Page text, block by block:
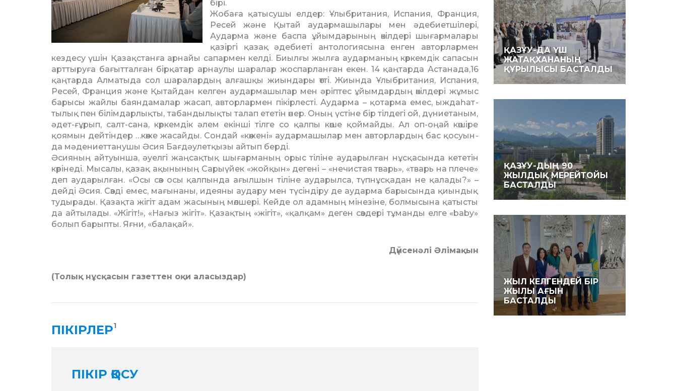
бірі.
Жобаға қатысушы елдер: Ұлыбритания, Испания, Фран­ция,
Ресей және Қытай аударма­шы­лары мен әдебиетшілері,
Аударма және баспа ұйымдарының өкілдері шығармалары
қазіргі қазақ әдебиеті антологиясына енген авторлармен
кездесу үшін Қазақстанға арнайы сапармен келді. Биылғы жылға аударманың көркемдік сапасын
арттыруға бағытталған бірқатар арнаулы шаралар жоспарланған екен. 14 қаңтарда Астанада,16
қаң­тарда Алматыда сол шаралардың алғаш­қы жиындары өтті. Жиында Ұлыбритания, Испания,
Ресей, Франция және Қытайдан келген аудармашылар мен әріптес ұйым­дардың өкілдері жұмыс
барысы жайлы баяндамалар жасап, автор­лар­мен пікірлесті. Аударма – қотар­ма емес, ыждаһат­
тылық пен білімдарлықты, табан­дылықты талап ететін өнер. Оның үстіне бір тілдегі ой, дүниетаным,
әдет-ғұрып, салт-сана, көркемдік әлем екінші тілге со қалпы көше қоймайды. Ал оп-оңай көшіре
қоямын дей­тіндер …көже жасай­ды. Сондай «көжені» аудармашы­лар мен авторлардың бас қосуын­
да мәдениеттанушы Әсия Бағ­дәулет­қызы айтып берді.
Әсияның айтуынша, әуелгі жаңсақтық шығарманың орыс тіліне аударылған нұсқасында кететін
көрінеді. Мысалы, қазақ ақынының Сарыүйек «жойқын» дегені – «нечистая тварь», «тварь на плече»
деп аударылған. «Осы сөз осы қалпында ағылшын тіліне аударылса, түпнұсқадан не қала­ды?» –
дейді Әсия. Сөзді емес, мағы­наны, идеяны аудару мен түсіндіру де аударма барысында қиындық
тудырады. Қазақта жігіт адам жасы­ның мөлшері. Кейде ол адамның мінезіне, болмысына қатысты
да айтылады. «Жігіт!», «Нағыз жігіт». Қа­зақтың «жігіт», «қал­қам» деген сөз­дері тұманды елге «baby»
болып барыпты. Яғни, «балақай».
Дүйсенәлі Әлімақын
(Толық нұсқасын газеттен оқи аласыздар)
ПІКІРЛЕР1
ПІКІР ҚОСУ
ҚАЗҰУ-ДА ҮШ
ЖАТАҚХАНАНЫҢ
ҚҰРЫЛЫСЫ БАСТАЛДЫ
ҚАЗҰУ-ДЫҢ 90
ЖЫЛДЫҚ МЕРЕЙТОЙЫ
БАСТАЛДЫ
ЖЫЛ КЕЛГЕНДЕЙ БІР
ЖЫЛЫ АҒЫН
БАСТАЛДЫ